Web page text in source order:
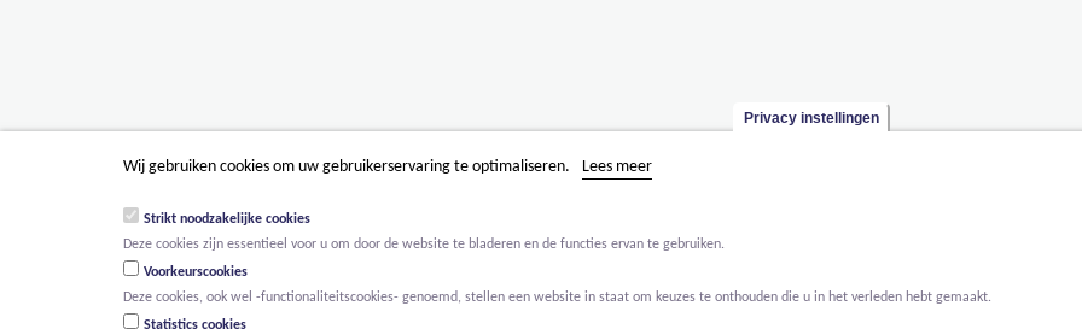
Privacy instellingen
Wij gebruiken cookies om uw gebruikerservaring te optimaliseren. Lees meer
Strikt noodzakelijke cookies
Deze cookies zijn essentieel voor u om door de website te bladeren en de functies ervan te gebruiken.
Voorkeurscookies
Deze cookies, ook wel -functionaliteitscookies- genoemd, stellen een website in staat om keuzes te onthouden die u in het verleden hebt gemaakt.
Statistics cookies